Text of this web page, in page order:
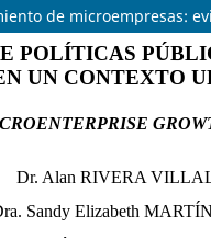
de microempresas: